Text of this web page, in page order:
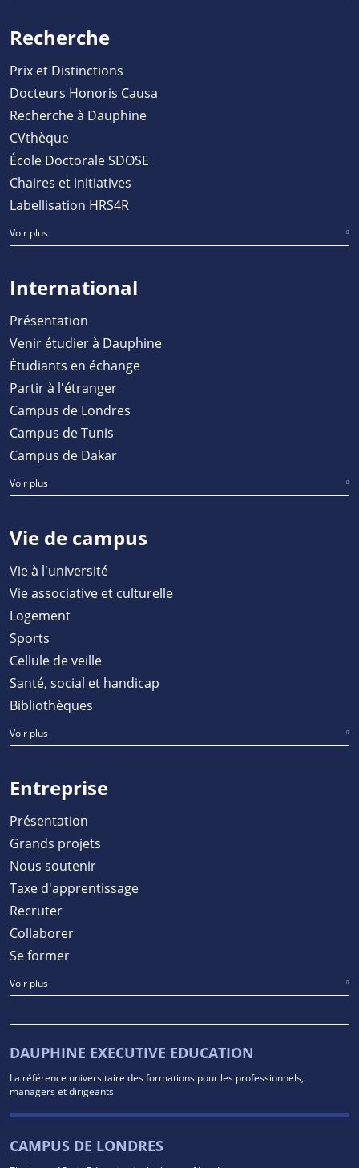
Recherche
Prix et Distinctions
Docteurs Honoris Causa
Recherche à Dauphine
CVthèque
École Doctorale SDOSE
Chaires et initiatives
Labellisation HRS4R
Voir plus
International
Présentation
Venir étudier à Dauphine
Étudiants en échange
Partir à l'étranger
Campus de Londres
Campus de Tunis
Campus de Dakar
Voir plus
Vie de campus
Vie à l'université
Vie associative et culturelle
Logement
Sports
Cellule de veille
Santé, social et handicap
Bibliothèques
Voir plus
Entreprise
Présentation
Grands projets
Nous soutenir
Taxe d'apprentissage
Recruter
Collaborer
Se former
Voir plus
DAUPHINE EXECUTIVE EDUCATION
La référence universitaire des formations pour les professionnels,
managers et dirigeants
CAMPUS DE LONDRES